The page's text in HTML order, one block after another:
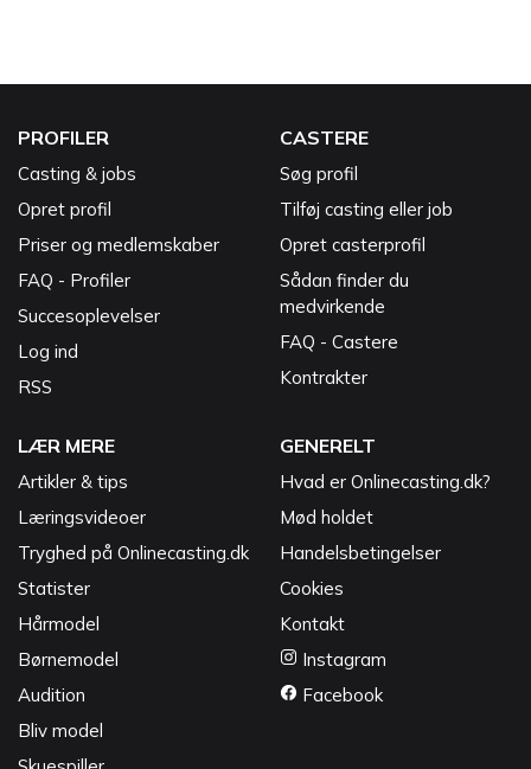
PROFILER
Casting & jobs
Opret profil
Priser og medlemskaber
FAQ - Profiler
Succesoplevelser
Log ind
RSS
CASTERE
Søg profil
Tilføj casting eller job
Opret casterprofil
Sådan finder du
medvirkende
FAQ - Castere
Kontrakter
LÆR MERE
Artikler & tips
Læringsvideoer
Tryghed på Onlinecasting.dk
Statister
Hårmodel
Børnemodel
Audition
Bliv model
GENERELT
Hvad er Onlinecasting.dk?
Mød holdet
Handelsbetingelser
Cookies
Kontakt
Instagram
Facebook